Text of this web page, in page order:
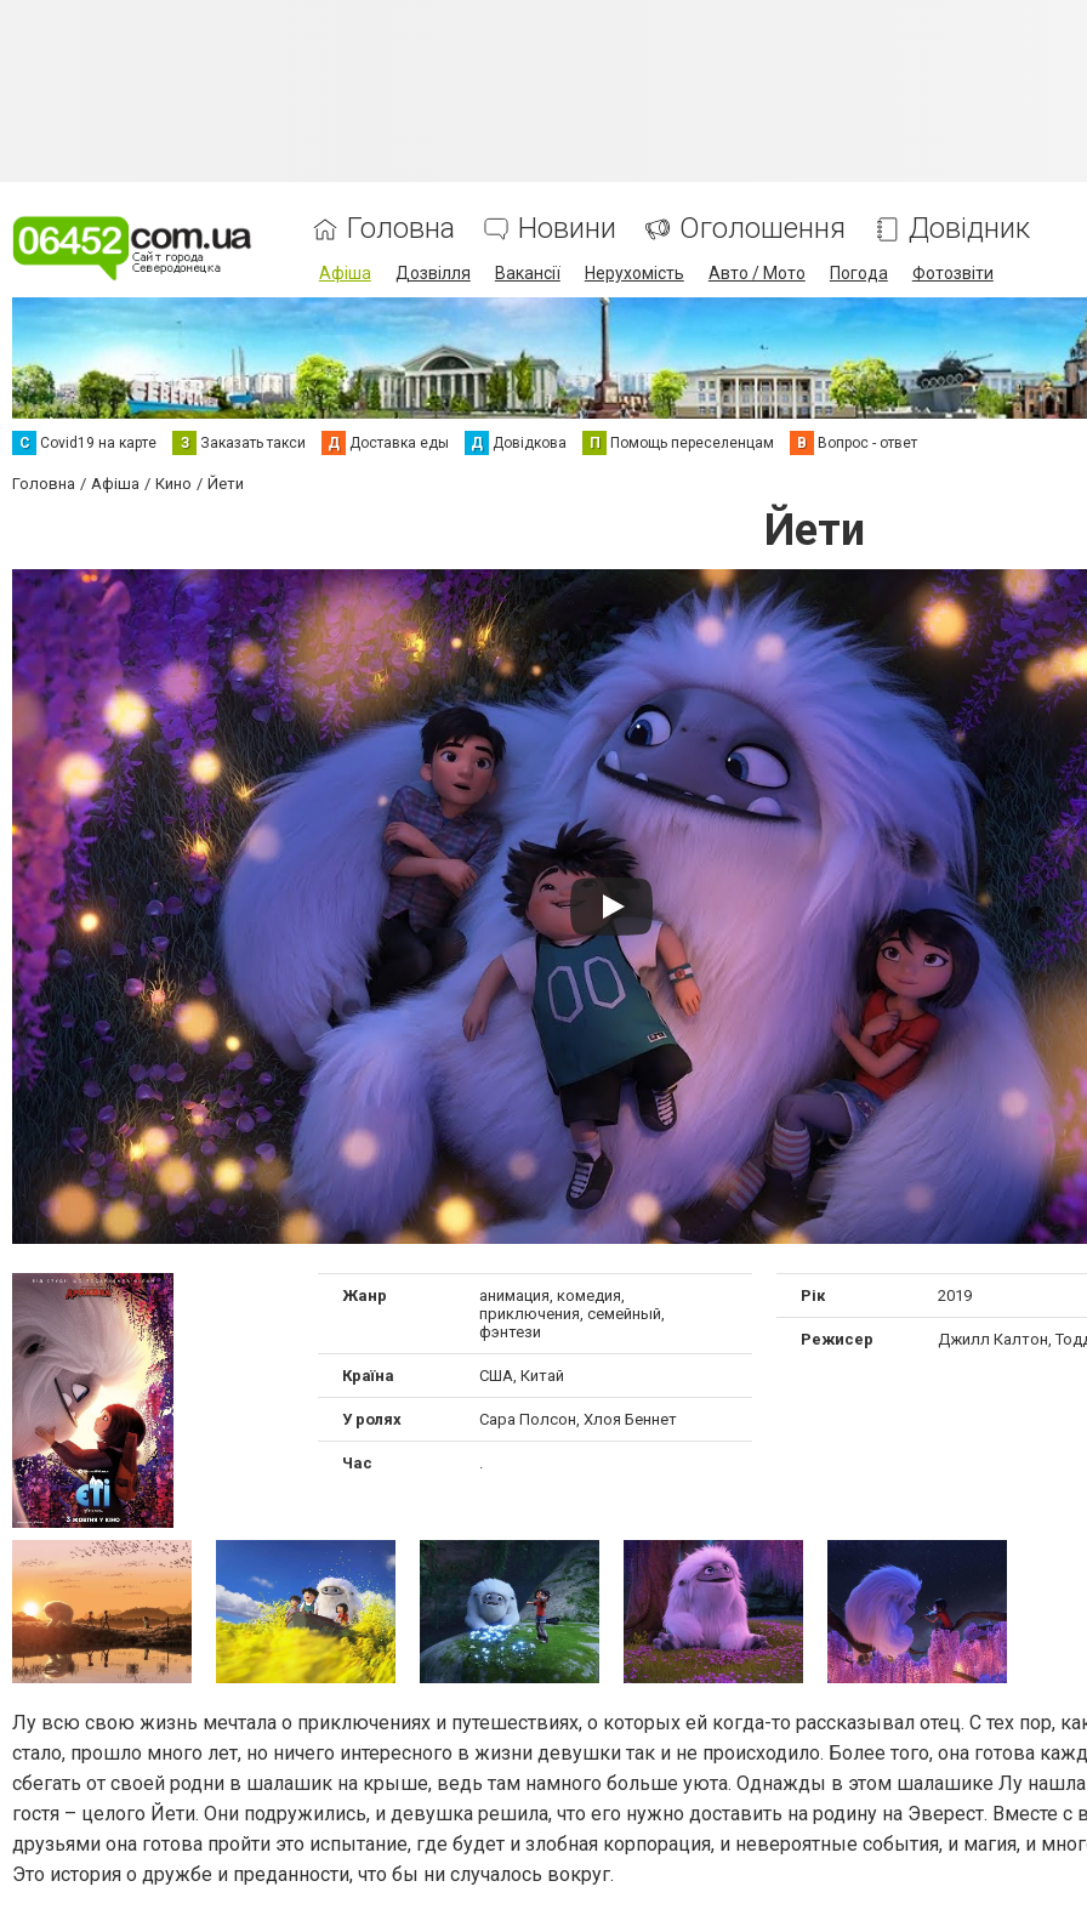
Головна Новини Оголошення Довідник
Афіша Дозвілля Вакансії Нерухомість Авто / Мото Погода Фотозвіти
С Сovid19 на карте З Заказать такси Д Доставка еды Д Довідкова П Помощь переселенцам В Вопрос - ответ
Головна Афіша Кино Йети
Йети
Жанр
анимация, комедия,
приключения, семейный,
фэнтези
Країна США, Китай
У ролях Сара Полсон, Хлоя Беннет
Рік 2019
Режисер Джилл Калтон,
Час
Лу всю свою жизнь мечтала о приключениях и путешествиях, о которых ей когда-то рассказывал отец. С тех пор,
стало, прошло много лет, но ничего интересного в жизни девушки так и не происходило. Более того, она готова
сбегать от своей родни в шалашик на крыше, ведь там намного больше уюта. Однажды в этом шалашике Лу
гостя – целого Йети. Они подружились, и девушка решила, что его нужно доставить на родину на Эверест. Вместе
друзьями она готова пройти это испытание, где будет и злобная корпорация, и невероятные события, и магия, и
Это история о дружбе и преданности, что бы ни случалось вокруг.